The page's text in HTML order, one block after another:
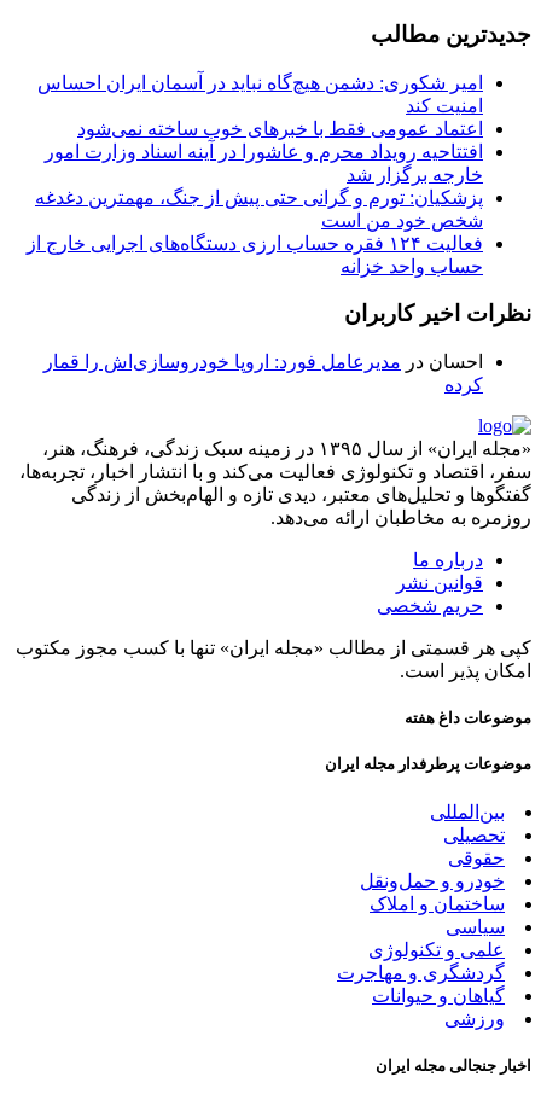
جدیدترین مطالب
امیر شکوری: دشمن هیچ‌گاه نباید در آسمان ایران احساس
امنیت کند
اعتماد عمومی فقط با خبرهای خوب ساخته نمی‌شود
افتتاحیه رویداد محرم و عاشورا در آینه اسناد وزارت امور
خارجه برگزار شد
پزشکیان: تورم و گرانی حتی پیش از جنگ، مهمترین دغدغه
شخص خود من است
فعالیت ۱۲۴ فقره حساب ارزی دستگاه‌های اجرایی خارج از
حساب واحد خزانه
نظرات اخیر کاربران
احسان در مدیرعامل فورد: اروپا خودروسازی‌اش را قمار
کرده
«مجله ایران» از سال ۱۳۹۵ در زمینه سبک زندگی، فرهنگ، هنر،
سفر، اقتصاد و تکنولوژی فعالیت می‌کند و با انتشار اخبار، تجربه‌ها،
گفتگوها و تحلیل‌های معتبر، دیدی تازه و الهام‌بخش از زندگی
روزمره به مخاطبان ارائه می‌دهد.
درباره ما
قوانین نشر
حریم شخصی
کپی هر قسمتی از مطالب «مجله ایران» تنها با کسب مجوز مکتوب
امکان پذیر است.
موضوعات داغ هفته
موضوعات پرطرفدار مجله ایران
بین‌المللی
تحصیلی
حقوقی
خودرو و حمل‌و‌نقل
ساختمان و املاک
سیاسی
علمی و تکنولوژی
گردشگری و مهاجرت
گیاهان و حیوانات
ورزشی
اخبار جنجالی مجله ایران